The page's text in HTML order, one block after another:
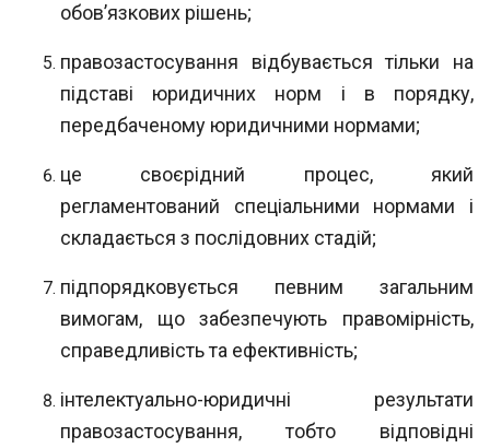
обов’язкових рішень;
правозастосування відбувається тільки на
підставі юридичних норм і в порядку,
передбаченому юридичними нормами;
це своєрідний процес, який
регламентований спеціальними нормами і
складається з послідовних стадій;
підпорядковується певним загальним
вимогам, що забезпечують правомірність,
справедливість та ефективність;
інтелектуально-юридичні результати
правозастосування, тобто відповідні